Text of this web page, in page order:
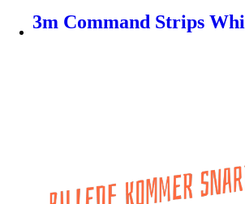
3m Command Strips